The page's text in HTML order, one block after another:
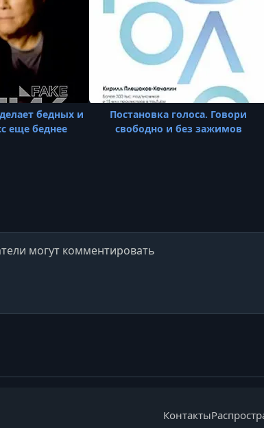
бедных и
еще беднее
Постановка голоса. Говори
свободно и без зажимов
Контакты